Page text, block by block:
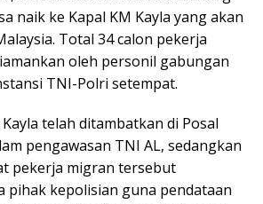
naik ke Kapal KM Kayla yang akan
Total 34 calon pekerja
oleh personil gabungan
TNI-Polri setempat.
Kayla telah ditambatkan di Posal
pengawasan TNI AL, sedangkan
pekerja migran tersebut
pihak kepolisian guna pendataan